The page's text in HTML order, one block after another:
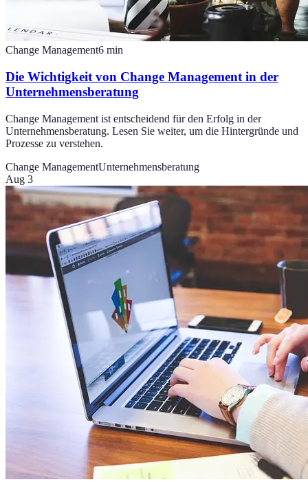
Change Management6 min
Die Wichtigkeit von Change Management in der
Unternehmensberatung
Change Management ist entscheidend für den Erfolg in der
Unternehmensberatung. Lesen Sie weiter, um die Hintergründe und
Prozesse zu verstehen.
Change ManagementUnternehmensberatung
Aug 3